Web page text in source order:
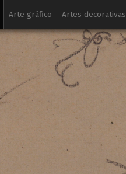
Arte gráfico Artes decorativas